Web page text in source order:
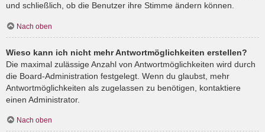
und schließlich, ob die Benutzer ihre Stimme ändern können.
Nach oben
Wieso kann ich nicht mehr Antwortmöglichkeiten erstellen?
Die maximal zulässige Anzahl von Antwortmöglichkeiten wird durch
die Board-Administration festgelegt. Wenn du glaubst, mehr
Antwortmöglichkeiten als zugelassen zu benötigen, kontaktiere
einen Administrator.
Nach oben